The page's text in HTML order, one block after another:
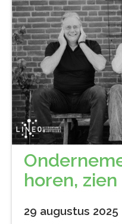
horen,
29 augustus 2025